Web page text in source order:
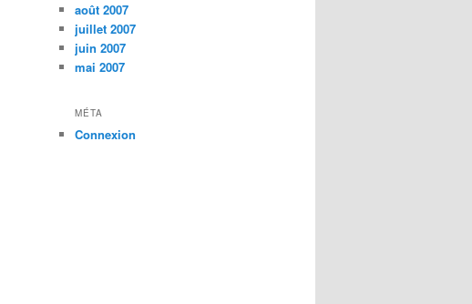
août 2007
juillet 2007
juin 2007
mai 2007
MÉTA
Connexion